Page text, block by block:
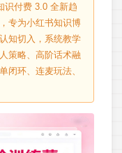
识付费 3.0 全新趋
专为小红书知识博
知切入，系统教学
策略、高阶话术融
闭环、连麦玩法、